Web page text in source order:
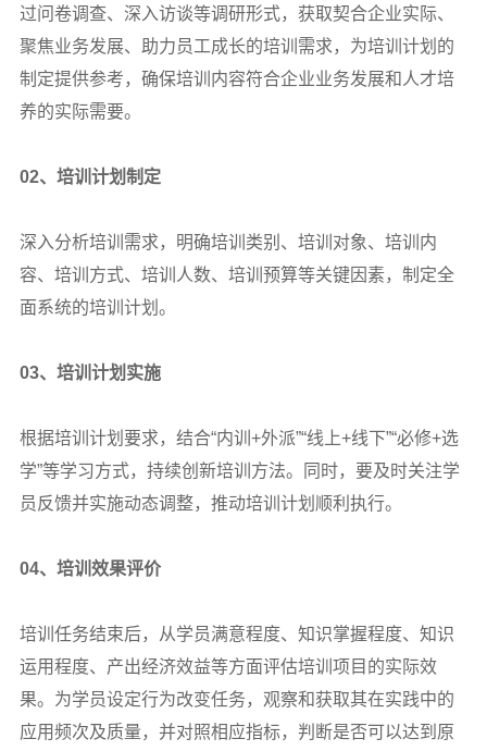
过问卷调查、深入访谈等调研形式，获取契合企业实际、
聚焦业务发展、助力员工成长的培训需求，为培训计划的
制定提供参考，确保培训内容符合企业业务发展和人才培
养的实际需要。
02、培训计划制定
深入分析培训需求，明确培训类别、培训对象、培训内
容、培训方式、培训人数、培训预算等关键因素，制定全
面系统的培训计划。
03、培训计划实施
根据培训计划要求，结合“内训+外派”“线上+线下”“必修+选
学”等学习方式，持续创新培训方法。同时，要及时关注学
员反馈并实施动态调整，推动培训计划顺利执行。
04、培训效果评价
培训任务结束后，从学员满意程度、知识掌握程度、知识
运用程度、产出经济效益等方面评估培训项目的实际效
果。为学员设定行为改变任务，观察和获取其在实践中的
应用频次及质量，并对照相应指标，判断是否可以达到原